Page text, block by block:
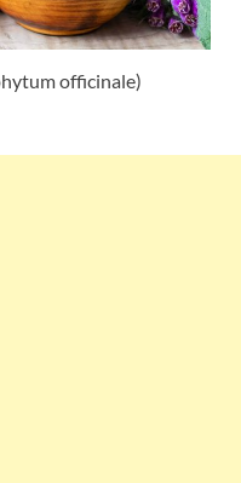
officinale)